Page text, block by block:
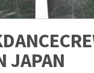
JAPAN